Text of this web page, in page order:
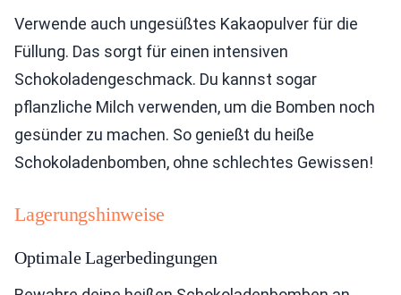
Verwende auch ungesüßtes Kakaopulver für die
Füllung. Das sorgt für einen intensiven
Schokoladengeschmack. Du kannst sogar
pflanzliche Milch verwenden, um die Bomben noch
gesünder zu machen. So genießt du heiße
Schokoladenbomben, ohne schlechtes Gewissen!
Lagerungshinweise
Optimale Lagerbedingungen